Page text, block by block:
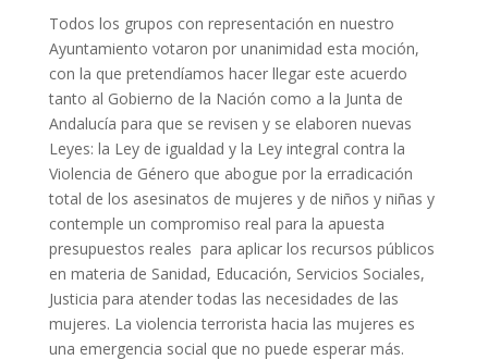
Todos los grupos con representación en nuestro
Ayuntamiento votaron por unanimidad esta moción,
con la que pretendíamos hacer llegar este acuerdo
tanto al Gobierno de la Nación como a la Junta de
Andalucía para que se revisen y se elaboren nuevas
Leyes: la Ley de igualdad y la Ley integral contra la
Violencia de Género que abogue por la erradicación
total de los asesinatos de mujeres y de niños y niñas y
contemple un compromiso real para la apuesta
presupuestos reales para aplicar los recursos públicos
en materia de Sanidad, Educación, Servicios Sociales,
Justicia para atender todas las necesidades de las
mujeres. La violencia terrorista hacia las mujeres es
una emergencia social que no puede esperar más.